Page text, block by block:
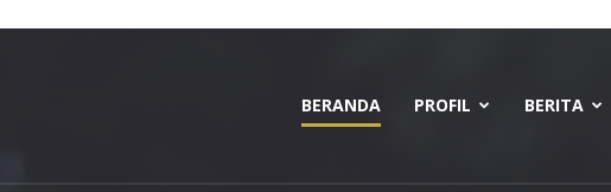
BERANDA PROFIL BERITA